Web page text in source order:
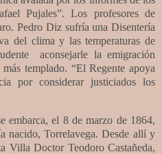
Pujales”.
Los profesores de
Pedro Diz sufría una Disentería
del clima y las temperaturas de
aconsejarle la emigración
templado. “El Regente apoya
por considerar justiciados los
embarca, el 8 de marzo de 1864,
nacido, Torrelavega. Desde allí y
Villa Doctor Teodoro Castañeda,